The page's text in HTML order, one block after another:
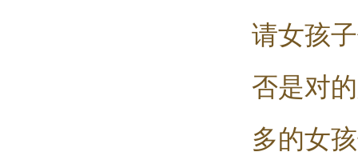
请女孩
否是对
多的女